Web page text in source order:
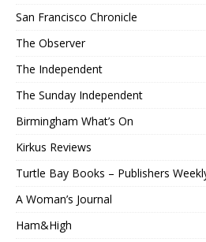
San Francisco Chronicle
The Observer
The Independent
The Sunday Independent
Birmingham What’s On
Kirkus Reviews
Turtle Bay Books – Publishers
A Woman’s Journal
Ham&High